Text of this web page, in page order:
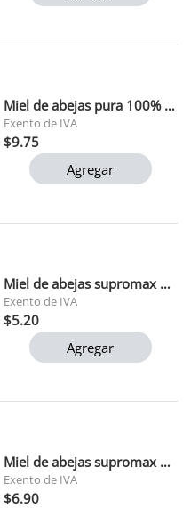
Miel de abejas pura 100% primavera 500gr
Exento de IVA
$9.75
Agregar
Miel de abejas supromax 360g 1*20
Exento de IVA
$5.20
Agregar
Miel de abejas supromax 600 gr 1*15
Exento de IVA
$6.90